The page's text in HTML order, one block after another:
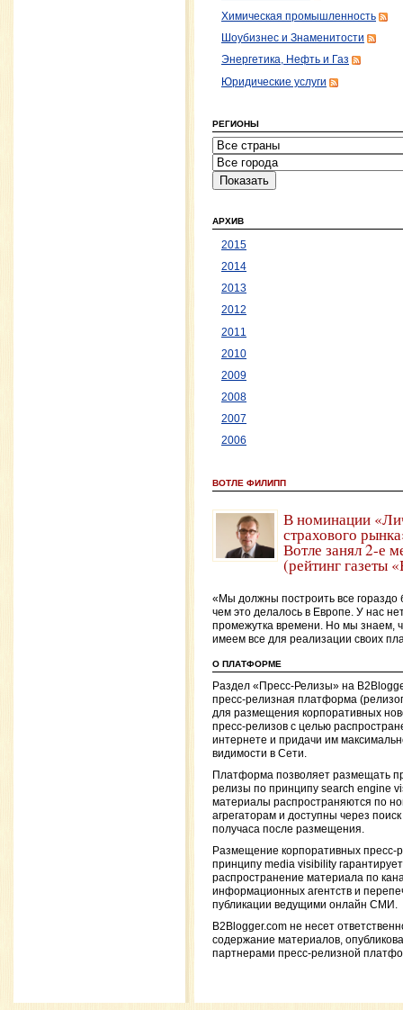
Химическая промышленность
Шоубизнес и Знаменитости
Энергетика, Нефть и Газ
Юридические услуги
РЕГИОНЫ
АРХИВ
2015
2014
2013
2012
2011
2010
2009
2008
2007
2006
ВОТЛЕ ФИЛИПП
В номинации
страхового
Вотле занял 2-е
(рейтинг газеты
«Мы должны построить все гораздо
чем это делалось в Европе. У нас
промежутка времени. Но мы знаем,
имеем все для реализации своих
О ПЛАТФОРМЕ
Раздел «Пресс-Релизы» на
пресс-релизная платформа
для размещения корпоративных
пресс-релизов с целью
интернете и придачи им
видимости в Сети.
Платформа позволяет размещать
релизы по принципу search engine
материалы распространяются по
агрегаторам и доступны через
получаса после размещения.
Размещение корпоративных пресс-
принципу media visibility гарантирует
распространение материала по
информационных агентств и
публикации ведущими онлайн СМИ.
B2Blogger.com не несет
содержание материалов,
партнерами пресс-релизной